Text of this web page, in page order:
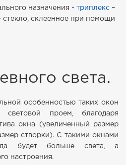
назначения - триплекс –
стекло, склеенное при помощи
света.
особенностью таких окон
световой проем, благодаря
окна (увеличенный размер
створки). С такими окнами
будет больше света, а
настроения.